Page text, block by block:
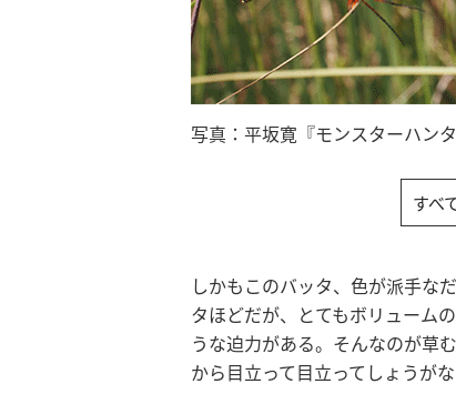
写真：平坂寛『モンスターハン
すべ
しかもこのバッタ、色が派手な
タほどだが、とてもボリューム
うな迫力がある。そんなのが草
から目立って目立ってしょうが